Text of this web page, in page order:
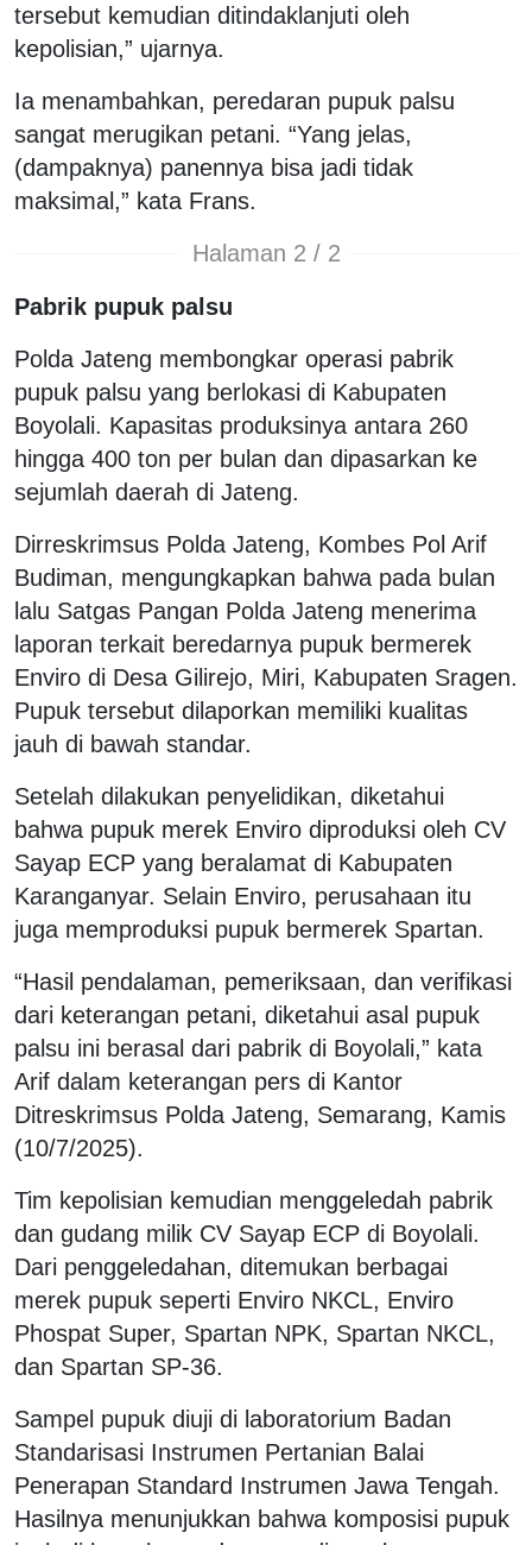
tersebut kemudian ditindaklanjuti oleh
kepolisian,” ujarnya.
Ia menambahkan, peredaran pupuk palsu
sangat merugikan petani. “Yang jelas,
(dampaknya) panennya bisa jadi tidak
maksimal,” kata Frans.
Halaman 2 / 2
Pabrik pupuk palsu
Polda Jateng membongkar operasi pabrik
pupuk palsu yang berlokasi di Kabupaten
Boyolali. Kapasitas produksinya antara 260
hingga 400 ton per bulan dan dipasarkan ke
sejumlah daerah di Jateng.
Dirreskrimsus Polda Jateng, Kombes Pol Arif
Budiman, mengungkapkan bahwa pada bulan
lalu Satgas Pangan Polda Jateng menerima
laporan terkait beredarnya pupuk bermerek
Enviro di Desa Gilirejo, Miri, Kabupaten Sragen.
Pupuk tersebut dilaporkan memiliki kualitas
jauh di bawah standar.
Setelah dilakukan penyelidikan, diketahui
bahwa pupuk merek Enviro diproduksi oleh CV
Sayap ECP yang beralamat di Kabupaten
Karanganyar. Selain Enviro, perusahaan itu
juga memproduksi pupuk bermerek Spartan.
“Hasil pendalaman, pemeriksaan, dan verifikasi
dari keterangan petani, diketahui asal pupuk
palsu ini berasal dari pabrik di Boyolali,” kata
Arif dalam keterangan pers di Kantor
Ditreskrimsus Polda Jateng, Semarang, Kamis
(10/7/2025).
Tim kepolisian kemudian menggeledah pabrik
dan gudang milik CV Sayap ECP di Boyolali.
Dari penggeledahan, ditemukan berbagai
merek pupuk seperti Enviro NKCL, Enviro
Phospat Super, Spartan NPK, Spartan NKCL,
dan Spartan SP-36.
Sampel pupuk diuji di laboratorium Badan
Standarisasi Instrumen Pertanian Balai
Penerapan Standard Instrumen Jawa Tengah.
Hasilnya menunjukkan bahwa komposisi pupuk